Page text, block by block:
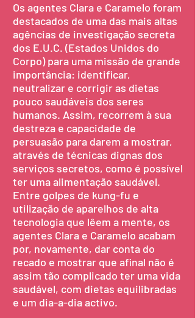
Os agentes Clara e Caramelo foram
destacados de uma das mais altas
agências de investigação secreta
dos E.U.C. (Estados Unidos do
Corpo) para uma missão de grande
importância: identificar,
neutralizar e corrigir as dietas
pouco saudáveis dos seres
humanos. Assim, recorrem à sua
destreza e capacidade de
persuasão para darem a mostrar,
através de técnicas dignas dos
serviços secretos, como é possível
ter uma alimentação saudável.
Entre golpes de kung-fu e
utilização de aparelhos de alta
tecnologia que lêem a mente, os
agentes Clara e Caramelo acabam
por, novamente, dar conta do
recado e mostrar que afinal não é
assim tão complicado ter uma vida
saudável, com dietas equilibradas
e um dia-a-dia activo.